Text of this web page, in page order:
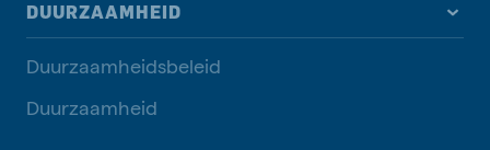
DUURZAAMHEID
Duurzaamheidsbeleid
Duurzaamheid